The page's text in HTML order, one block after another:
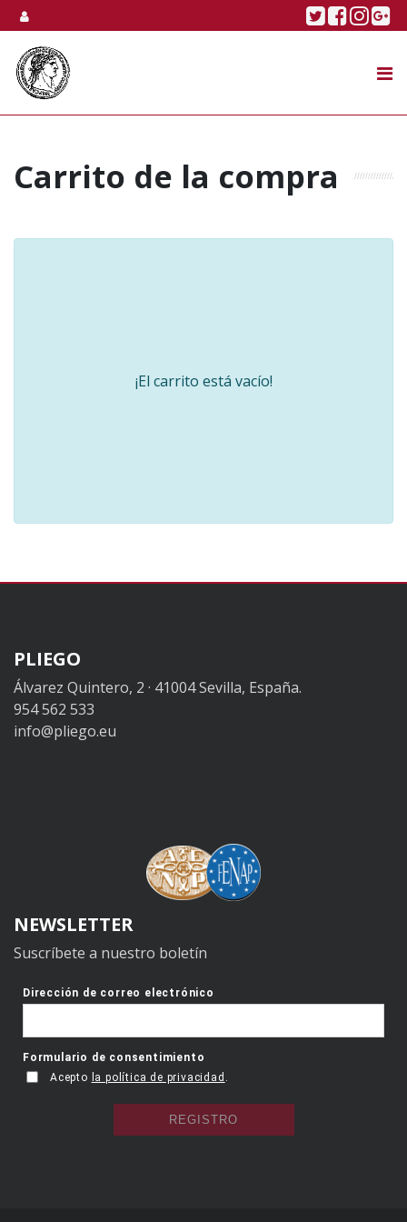
Skip to content Twitter
Carrito de la compra
¡El carrito está vacío!
PLIEGO
Álvarez Quintero, 2 · 41004 Sevilla, España.
954 562 533
info@pliego.eu
NEWSLETTER
Suscríbete a nuestro boletín
TIENDA ONLINE
NOSOTROS